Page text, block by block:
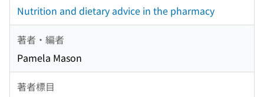
Nutrition and dietary advice in the pharmacy
著者・編者
Pamela Mason
著者標目